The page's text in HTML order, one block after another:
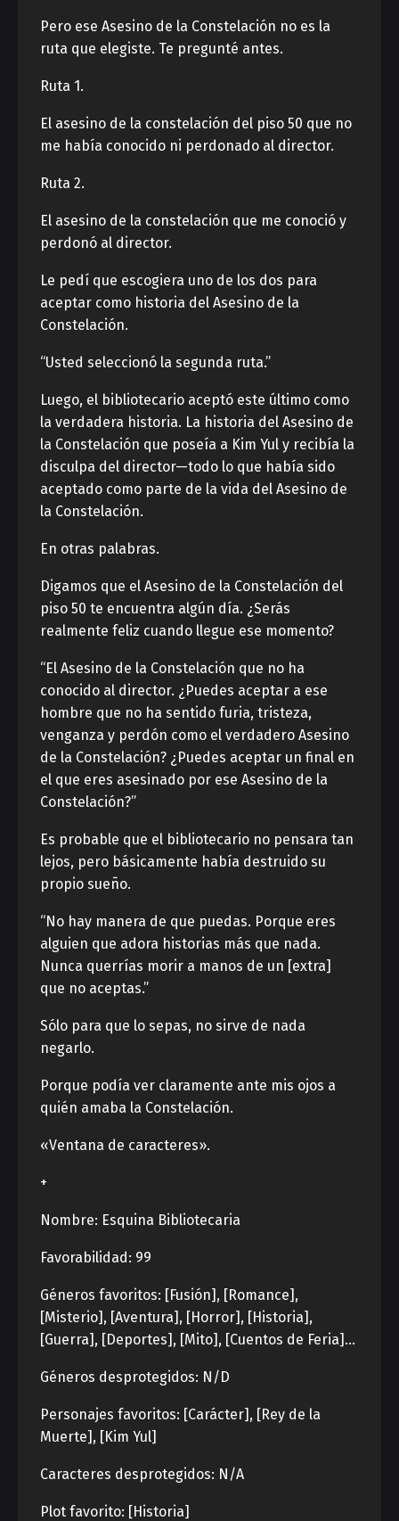
Pero ese Asesino de la Constelación no es la
ruta que elegiste. Te pregunté antes.
Ruta 1.
El asesino de la constelación del piso 50 que no
me había conocido ni perdonado al director.
Ruta 2.
El asesino de la constelación que me conoció y
perdonó al director.
Le pedí que escogiera uno de los dos para
aceptar como historia del Asesino de la
Constelación.
“Usted seleccionó la segunda ruta.”
Luego, el bibliotecario aceptó este último como
la verdadera historia. La historia del Asesino de
la Constelación que poseía a Kim Yul y recibía la
disculpa del director—todo lo que había sido
aceptado como parte de la vida del Asesino de
la Constelación.
En otras palabras.
Digamos que el Asesino de la Constelación del
piso 50 te encuentra algún día. ¿Serás
realmente feliz cuando llegue ese momento?
“El Asesino de la Constelación que no ha
conocido al director. ¿Puedes aceptar a ese
hombre que no ha sentido furia, tristeza,
venganza y perdón como el verdadero Asesino
de la Constelación? ¿Puedes aceptar un final en
el que eres asesinado por ese Asesino de la
Constelación?”
Es probable que el bibliotecario no pensara tan
lejos, pero básicamente había destruido su
propio sueño.
“No hay manera de que puedas. Porque eres
alguien que adora historias más que nada.
Nunca querrías morir a manos de un [extra]
que no aceptas.”
Sólo para que lo sepas, no sirve de nada
negarlo.
Porque podía ver claramente ante mis ojos a
quién amaba la Constelación.
«Ventana de caracteres».
+
Nombre: Esquina Bibliotecaria
Favorabilidad: 99
Géneros favoritos: [Fusión], [Romance],
[Misterio], [Aventura], [Horror], [Historia],
[Guerra], [Deportes], [Mito], [Cuentos de Feria]…
Géneros desprotegidos: N/D
Personajes favoritos: [Carácter], [Rey de la
Muerte], [Kim Yul]
Caracteres desprotegidos: N/A
Plot favorito: [Historia]